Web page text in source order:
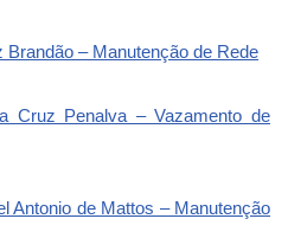
Brandão – Manutenção de Rede
Cruz Penalva – Vazamento de
Antonio de Mattos – Manutenção